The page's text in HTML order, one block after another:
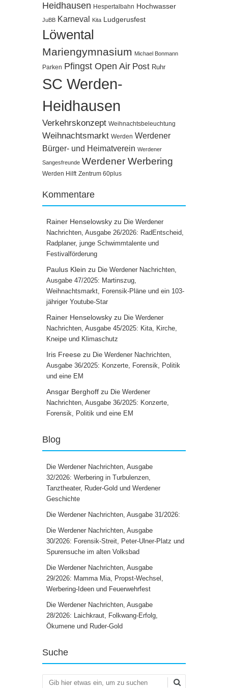
Heidhausen Hespertalbahn Hochwasser
JuBB Karneval Kita Ludgerusfest
Löwental
Mariengymnasium Michael Bonmann
Parken Pfingst Open Air Post Ruhr
SC Werden-
Heidhausen
Verkehrskonzept Weihnachtsbeleuchtung
Weihnachtsmarkt Werden Werdener
Bürger- und Heimatverein Werdener
Sangesfreunde Werdener Werbering
Werden Hilft Zentrum 60plus
Kommentare
Rainer Henselowsky zu Die Werdener
Nachrichten, Ausgabe 26/2026: RadEntscheid,
Radplaner, junge Schwimmtalente und
Festivalförderung
Paulus Klein zu Die Werdener Nachrichten,
Ausgabe 47/2025: Martinszug,
Weihnachtsmarkt, Forensik-Pläne und ein 103-
jähriger Youtube-Star
Rainer Henselowsky zu Die Werdener
Nachrichten, Ausgabe 45/2025: Kita, Kirche,
Kneipe und Klimaschutz
Iris Freese zu Die Werdener Nachrichten,
Ausgabe 36/2025: Konzerte, Forensik, Politik
und eine EM
Ansgar Berghoff zu Die Werdener
Nachrichten, Ausgabe 36/2025: Konzerte,
Forensik, Politik und eine EM
Blog
Die Werdener Nachrichten, Ausgabe
32/2026: Werbering in Turbulenzen,
Tanztheater, Ruder-Gold und Werdener
Geschichte
Die Werdener Nachrichten, Ausgabe 31/2026:
Die Werdener Nachrichten, Ausgabe
30/2026: Forensik-Streit, Peter-Ulner-Platz und
Spurensuche im alten Volksbad
Die Werdener Nachrichten, Ausgabe
29/2026: Mamma Mia, Propst-Wechsel,
Werbering-Ideen und Feuerwehrfest
Die Werdener Nachrichten, Ausgabe
28/2026: Laichkraut, Folkwang-Erfolg,
Ökumene und Ruder-Gold
Suche
Suchen